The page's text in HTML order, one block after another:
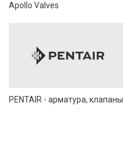
Apollo Valves
PENTAIR - арматура, клапаны